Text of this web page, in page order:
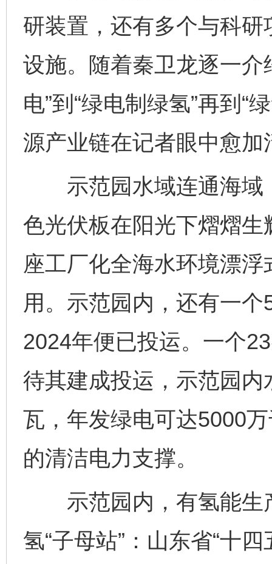
研装置，还有多个与科
设施。随着秦卫龙逐一介
电”到“绿电制绿氢”再到“
源产业链在记者眼中愈加
示范园水域连通海域
色光伏板在阳光下熠熠
座工厂化全海水环境漂
用。示范园内，还有一
2024年便已投运。一个
待其建成投运，示范园
瓦，年发绿电可达5000
的清洁电力支撑。
示范园内，有氢能生
氢“子母站”：山东省“十